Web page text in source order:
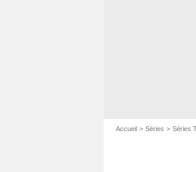
Accueil Séries Séries